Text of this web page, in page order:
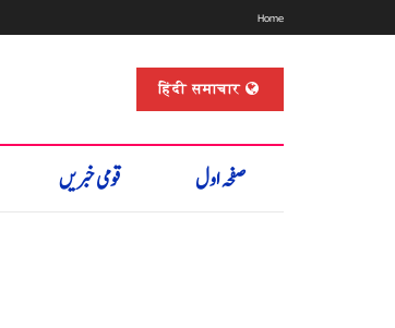
Home
हिंदी समाचार
صفحہ اول قومی خبریں